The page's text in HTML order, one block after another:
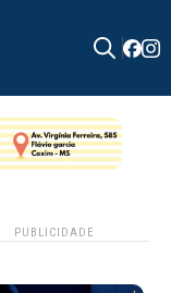
for:
PUBLICIDADE